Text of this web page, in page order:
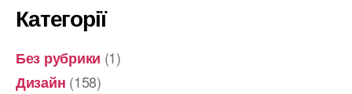
Категорії
Без рубрики (1)
Дизайн (158)